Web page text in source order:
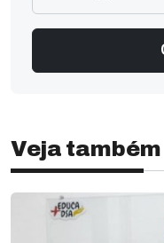
Veja também